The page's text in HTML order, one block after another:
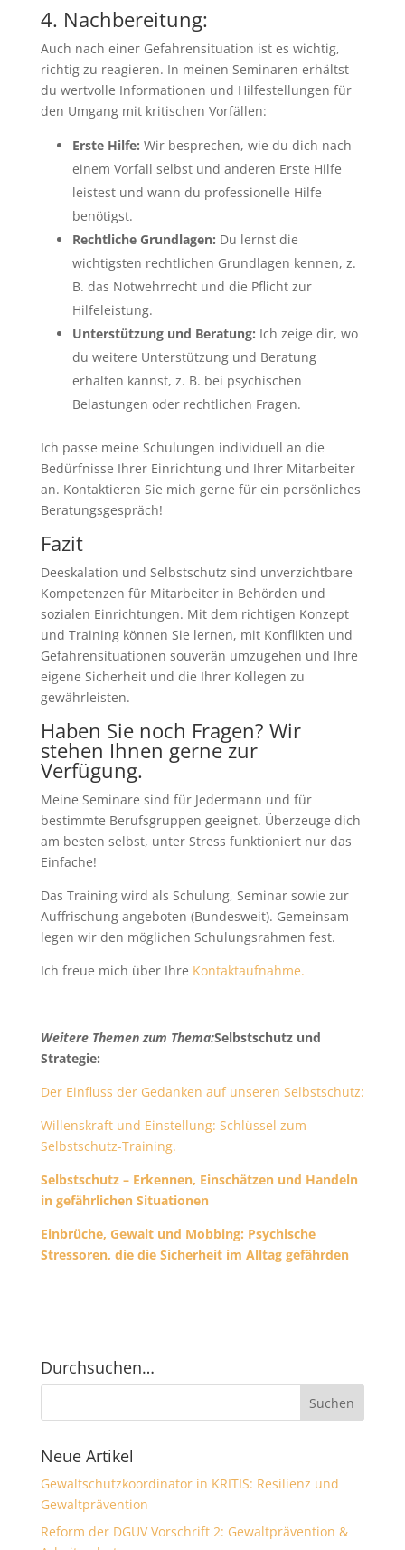
4. Nachbereitung:
Auch nach einer Gefahrensituation ist es wichtig,
richtig zu reagieren. In meinen Seminaren erhältst
du wertvolle Informationen und Hilfestellungen für
den Umgang mit kritischen Vorfällen:
Erste Hilfe: Wir besprechen, wie du dich nach
einem Vorfall selbst und anderen Erste Hilfe
leistest und wann du professionelle Hilfe
benötigst.
Rechtliche Grundlagen: Du lernst die
wichtigsten rechtlichen Grundlagen kennen, z.
B. das Notwehrrecht und die Pflicht zur
Hilfeleistung.
Unterstützung und Beratung: Ich zeige dir, wo
du weitere Unterstützung und Beratung
erhalten kannst, z. B. bei psychischen
Belastungen oder rechtlichen Fragen.
Ich passe meine Schulungen individuell an die
Bedürfnisse Ihrer Einrichtung und Ihrer Mitarbeiter
an. Kontaktieren Sie mich gerne für ein persönliches
Beratungsgespräch!
Fazit
Deeskalation und Selbstschutz sind unverzichtbare
Kompetenzen für Mitarbeiter in Behörden und
sozialen Einrichtungen. Mit dem richtigen Konzept
und Training können Sie lernen, mit Konflikten und
Gefahrensituationen souverän umzugehen und Ihre
eigene Sicherheit und die Ihrer Kollegen zu
gewährleisten.
Haben Sie noch Fragen? Wir
stehen Ihnen gerne zur
Verfügung.
Meine Seminare sind für Jedermann und für
bestimmte Berufsgruppen geeignet. Überzeuge dich
am besten selbst, unter Stress funktioniert nur das
Einfache!
Das Training wird als Schulung, Seminar sowie zur
Auffrischung angeboten (Bundesweit). Gemeinsam
legen wir den möglichen Schulungsrahmen fest.
Ich freue mich über Ihre Kontaktaufnahme.
Weitere Themen zum Thema:Selbstschutz und
Strategie:
Der Einfluss der Gedanken auf unseren Selbstschutz:
Willenskraft und Einstellung: Schlüssel zum
Selbstschutz-Training.
Selbstschutz – Erkennen, Einschätzen und Handeln
in gefährlichen Situationen
Einbrüche, Gewalt und Mobbing: Psychische
Stressoren, die die Sicherheit im Alltag gefährden
Durchsuchen…
Neue Artikel
Gewaltschutzkoordinator in KRITIS: Resilienz und
Gewaltprävention
Reform der DGUV Vorschrift 2: Gewaltprävention &